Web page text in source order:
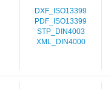
DXF_ISO13399
PDF_ISO13399
STP_DIN4003
XML_DIN4000